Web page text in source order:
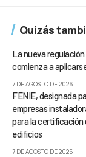
Quizás
La nueva
comienza a
7 DE AGOSTO DE 2026
FENIE, designada
empresas
para la certificación
edificios
7 DE AGOSTO DE 2026